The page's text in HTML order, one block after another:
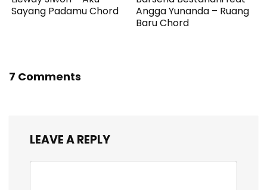
Sayang Padamu Chord
Angga Yunanda – Ruang
Baru Chord
7 Comments
LEAVE A REPLY